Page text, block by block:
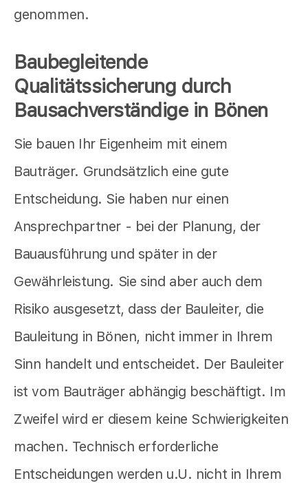
genommen.
Baubegleitende
Qualitätssicherung durch
Bausachverständige in Bönen
Sie bauen Ihr Eigenheim mit einem
Bauträger. Grundsätzlich eine gute
Entscheidung. Sie haben nur einen
Ansprechpartner - bei der Planung, der
Bauausführung und später in der
Gewährleistung. Sie sind aber auch dem
Risiko ausgesetzt, dass der Bauleiter, die
Bauleitung in Bönen, nicht immer in Ihrem
Sinn handelt und entscheidet. Der Bauleiter
ist vom Bauträger abhängig beschäftigt. Im
Zweifel wird er diesem keine Schwierigkeiten
machen. Technisch erforderliche
Entscheidungen werden u.U. nicht in Ihrem